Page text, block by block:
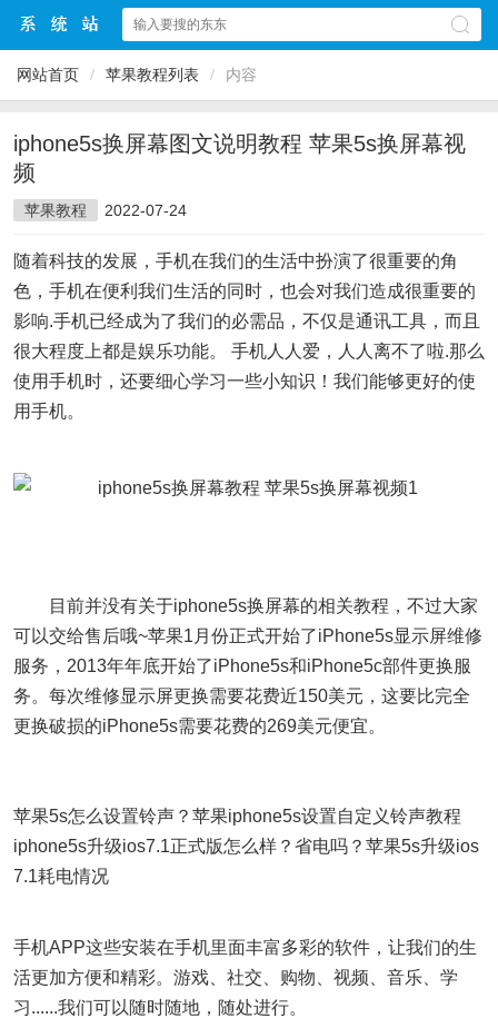
网站首页 / 苹果教程列表 / 内容
iphone5s换屏幕图文说明教程 苹果5s换屏幕视
频
苹果教程 2022-07-24
随着科技的发展，手机在我们的生活中扮演了很重要的角
色，手机在便利我们生活的同时，也会对我们造成很重要的
影响.手机已经成为了我们的必需品，不仅是通讯工具，而且
很大程度上都是娱乐功能。 手机人人爱，人人离不了啦.那么
使用手机时，还要细心学习一些小知识！我们能够更好的使
用手机。
目前并没有关于iphone5s换屏幕的相关教程，不过大家
可以交给售后哦~苹果1月份正式开始了iPhone5s显示屏维修
服务，2013年年底开始了iPhone5s和iPhone5c部件更换服
务。每次维修显示屏更换需要花费近150美元，这要比完全
更换破损的iPhone5s需要花费的269美元便宜。
苹果5s怎么设置铃声？苹果iphone5s设置自定义铃声教程
iphone5s升级ios7.1正式版怎么样？省电吗？苹果5s升级ios
7.1耗电情况
手机APP这些安装在手机里面丰富多彩的软件，让我们的生
活更加方便和精彩。游戏、社交、购物、视频、音乐、学
习......我们可以随时随地，随处进行。